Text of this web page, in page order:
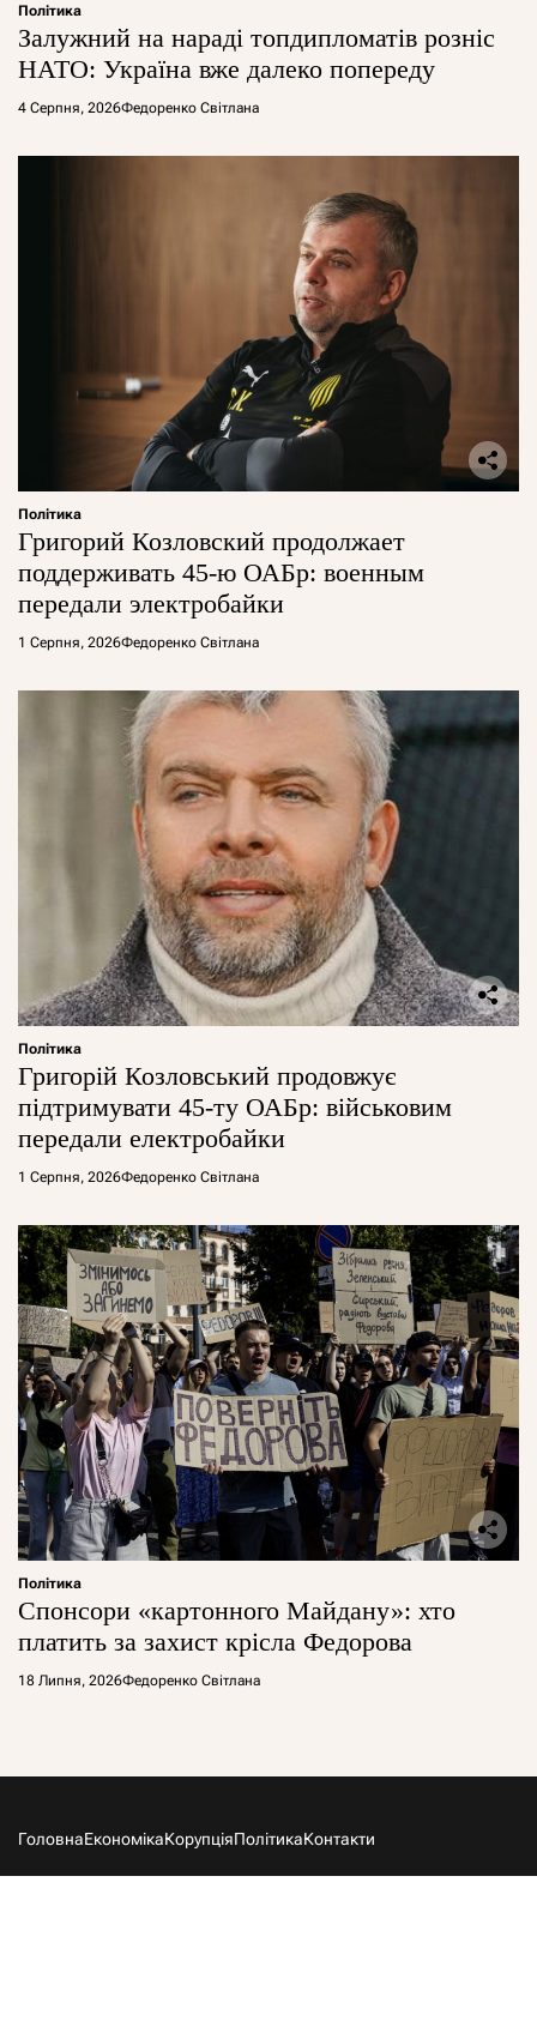
Політика
Залужний на нараді топдипломатів розніс
НАТО: Україна вже далеко попереду
4 Серпня, 2026Федоренко Світлана
Політика
Григорий Козловский продолжает
поддерживать 45-ю ОАБр: военным
передали электробайки
1 Серпня, 2026Федоренко Світлана
Політика
Григорій Козловський продовжує
підтримувати 45-ту ОАБр: військовим
передали електробайки
1 Серпня, 2026Федоренко Світлана
Політика
Спонсори «картонного Майдану»: хто
платить за захист крісла Федорова
18 Липня, 2026Федоренко Світлана
ГоловнаЕкономікаКорупціяПолітикаКонтакти